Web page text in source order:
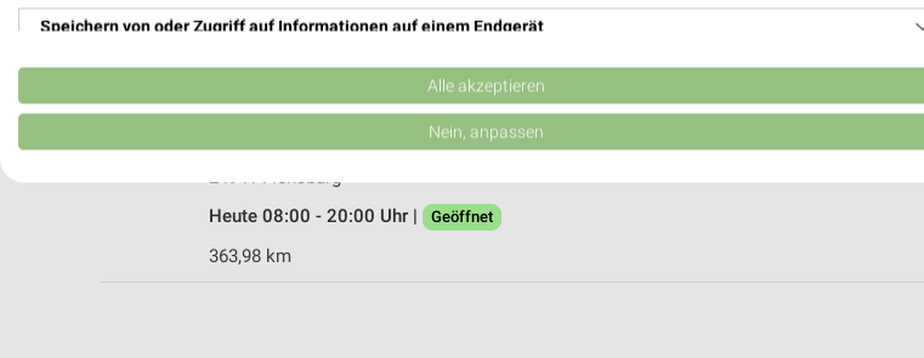
Heute 09:00 - 18:00 Uhr | Geöffnet
DAS FUTTERHAUS Flensburg
Langberger Weg 4
24941 Flensburg
Heute 08:00 - 20:00 Uhr |
Geöffnet
363,98 km
Speichern von oder Zugriff auf Informationen auf einem Endgerät
Verwendung reduzierter Daten zur Auswahl von Werbeanzeigen
Erstellung von Profilen für personalisierte Werbung
Erstellung von Profilen zur Personalisierung von Inhalten
Alle akzeptieren
Nein, anpassen